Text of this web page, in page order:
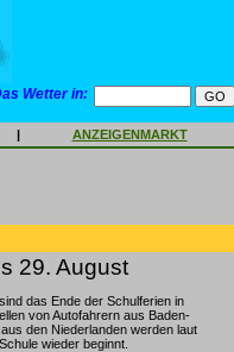
Wetter in:
| ANZEIGENMARKT
29. August
das Ende der Schulferien in
von Autofahrern aus Baden-
den Niederlanden werden laut
wieder beginnt.